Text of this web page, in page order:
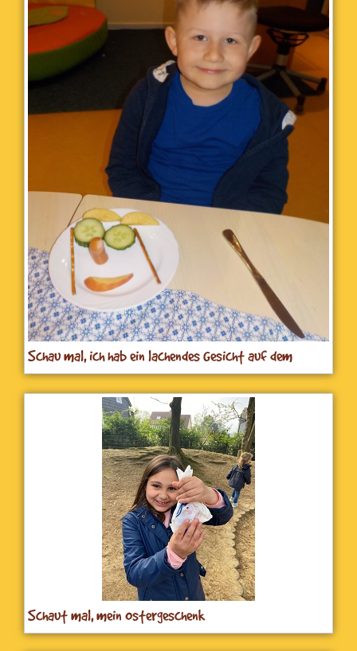
Schau mal, ich hab ein lachendes Gesicht auf dem
Frühstücksteller
Schaut mal, mein Ostergeschenk